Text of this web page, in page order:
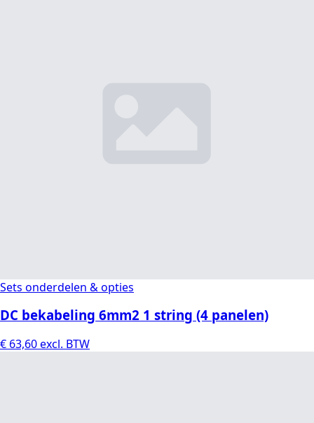
Sets onderdelen & opties
DC bekabeling 6mm2 1 string (4 panelen)
€ 63,60excl. BTW